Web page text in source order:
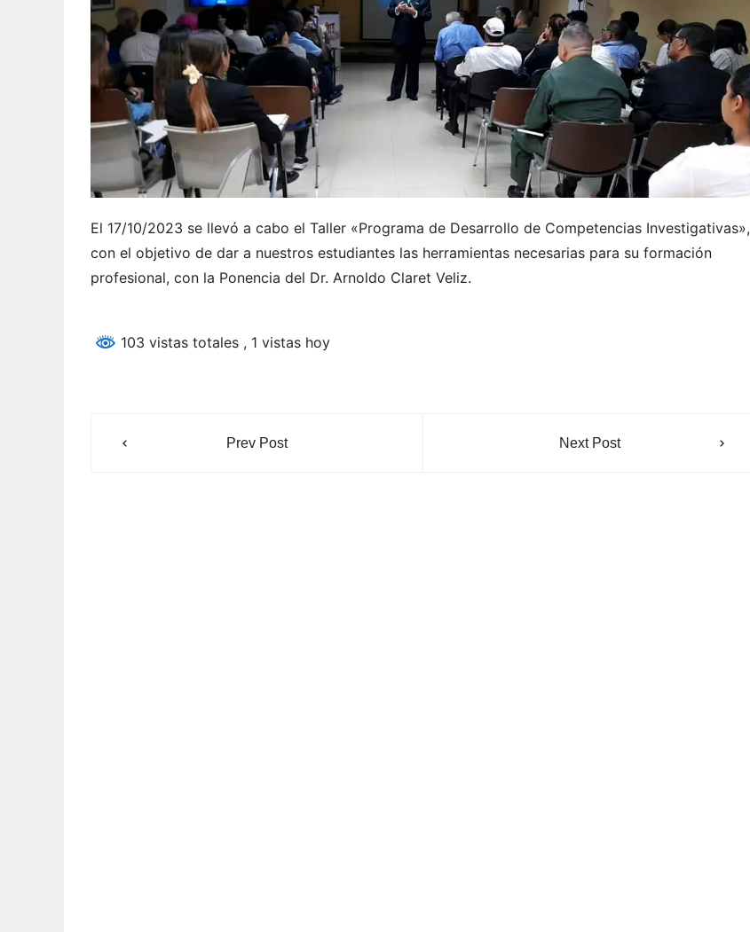
El 17/10/2023 se llevó a cabo el Taller «Programa de Desarrollo de Competencias Investigativas»,
con el objetivo de dar a nuestros estudiantes las herramientas necesarias para su formación
profesional, con la Ponencia del Dr. Arnoldo Claret Veliz.
103 vistas totales , 1 vistas hoy
Prev Post Next Post